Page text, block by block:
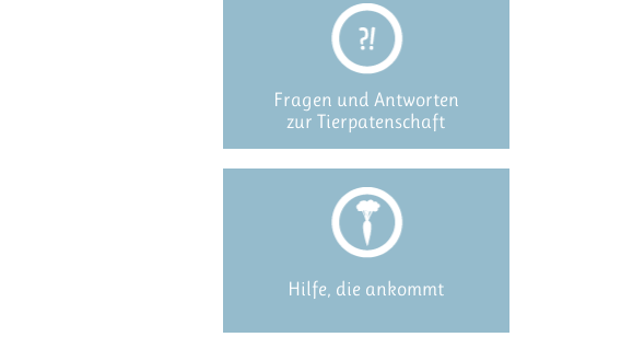
Fragen und Antworten
zur Tierpatenschaft
Hilfe, die ankommt